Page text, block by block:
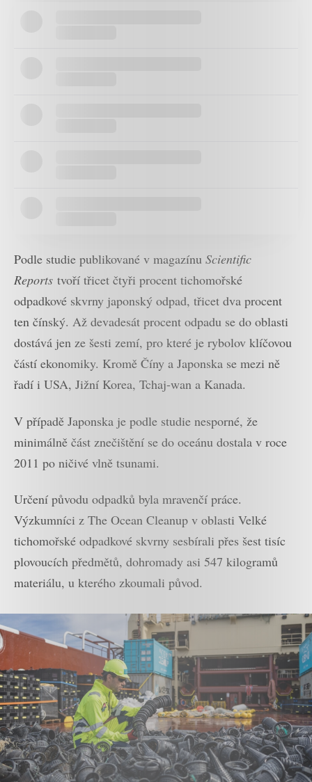
Podle studie publikované v magazínu Scientific
Reports tvoří třicet čtyři procent tichomořské
odpadkové skvrny japonský odpad, třicet dva procent
ten čínský. Až devadesát procent odpadu se do oblasti
dostává jen ze šesti zemí, pro které je rybolov klíčovou
částí ekonomiky. Kromě Číny a Japonska se mezi ně
řadí i USA, Jižní Korea, Tchaj-wan a Kanada.
V případě Japonska je podle studie nesporné, že
minimálně část znečištění se do oceánu dostala v roce
2011 po ničivé vlně tsunami.
Určení původu odpadků byla mravenčí práce.
Výzkumníci z The Ocean Cleanup v oblasti Velké
tichomořské odpadkové skvrny sesbírali přes šest tisíc
plovoucích předmětů, dohromady asi 547 kilogramů
materiálu, u kterého zkoumali původ.